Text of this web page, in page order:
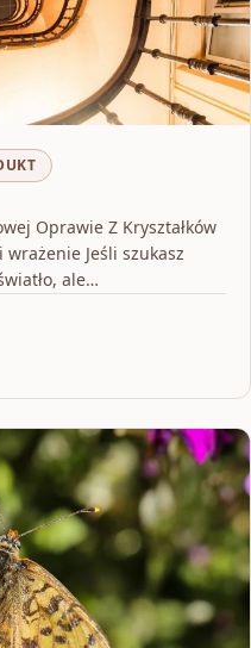
Oprawie Z Kryształków
Jeśli szukasz
ale…